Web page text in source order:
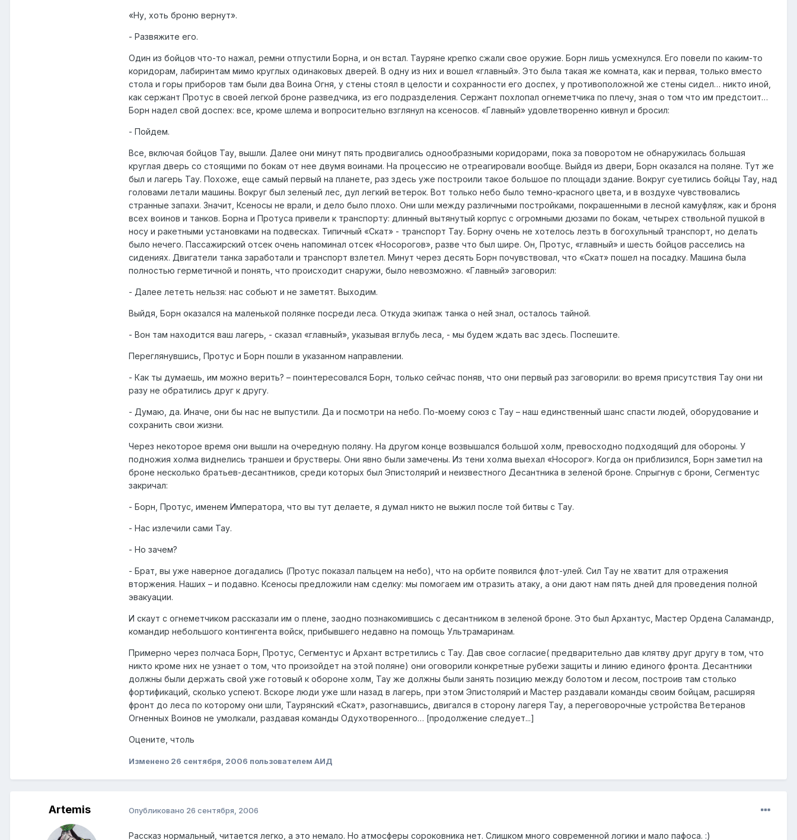
«Ну, хоть броню вернут».
- Развяжите его.
Один из бойцов что-то нажал, ремни отпустили Борна, и он встал. Тауряне крепко сжали свое оружие. Борн лишь усмехнулся. Его повели по каким-то
коридорам, лабиринтам мимо круглых одинаковых дверей. В одну из них и вошел «главный». Это была такая же комната, как и первая, только вместо
стола и горы приборов там были два Воина Огня, у стены стоял в целости и сохранности его доспех, у противоположной же стены сидел… никто иной,
как сержант Протус в своей легкой броне разведчика, из его подразделения. Сержант похлопал огнеметчика по плечу, зная о том что им предстоит…
Борн надел свой доспех: все, кроме шлема и вопросительно взглянул на ксеносов. «Главный» удовлетворенно кивнул и бросил:
- Пойдем.
Все, включая бойцов Тау, вышли. Далее они минут пять продвигались однообразными коридорами, пока за поворотом не обнаружилась большая
круглая дверь со стоящими по бокам от нее двумя воинами. На процессию не отреагировали вообще. Выйдя из двери, Борн оказался на поляне. Тут же
был и лагерь Тау. Похоже, еще самый первый на планете, раз здесь уже построили такое большое по площади здание. Вокруг суетились бойцы Тау, над
головами летали машины. Вокруг был зеленый лес, дул легкий ветерок. Вот только небо было темно-красного цвета, и в воздухе чувствовались
странные запахи. Значит, Ксеносы не врали, и дело было плохо. Они шли между различными постройками, покрашенными в лесной камуфляж, как и броня
всех воинов и танков. Борна и Протуса привели к транспорту: длинный вытянутый корпус с огромными дюзами по бокам, четырех ствольной пушкой в
носу и ракетными установками на подвесках. Типичный «Скат» - транспорт Тау. Борну очень не хотелось лезть в богохульный транспорт, но делать
было нечего. Пассажирский отсек очень напоминал отсек «Носорогов», разве что был шире. Он, Протус, «главный» и шесть бойцов расселись на
сидениях. Двигатели танка заработали и транспорт взлетел. Минут через десять Борн почувствовал, что «Скат» пошел на посадку. Машина была
полностью герметичной и понять, что происходит снаружи, было невозможно. «Главный» заговорил:
- Далее лететь нельзя: нас собьют и не заметят. Выходим.
Выйдя, Борн оказался на маленькой полянке посреди леса. Откуда экипаж танка о ней знал, осталось тайной.
- Вон там находится ваш лагерь, - сказал «главный», указывая вглубь леса, - мы будем ждать вас здесь. Поспешите.
Переглянувшись, Протус и Борн пошли в указанном направлении.
- Как ты думаешь, им можно верить? – поинтересовался Борн, только сейчас поняв, что они первый раз заговорили: во время присутствия Тау они ни
разу не обратились друг к другу.
- Думаю, да. Иначе, они бы нас не выпустили. Да и посмотри на небо. По-моему союз с Тау – наш единственный шанс спасти людей, оборудование и
сохранить свои жизни.
Через некоторое время они вышли на очередную поляну. На другом конце возвышался большой холм, превосходно подходящий для обороны. У
подножия холма виднелись траншеи и брустверы. Они явно были замечены. Из тени холма выехал «Носорог». Когда он приблизился, Борн заметил на
броне несколько братьев-десантников, среди которых был Эпистолярий и неизвестного Десантника в зеленой броне. Спрыгнув с брони, Сегментус
закричал:
- Борн, Протус, именем Императора, что вы тут делаете, я думал никто не выжил после той битвы с Тау.
- Нас излечили сами Тау.
- Но зачем?
- Брат, вы уже наверное догадались (Протус показал пальцем на небо), что на орбите появился флот-улей. Сил Тау не хватит для отражения
вторжения. Наших – и подавно. Ксеносы предложили нам сделку: мы помогаем им отразить атаку, а они дают нам пять дней для проведения полной
эвакуации.
И скаут с огнеметчиком рассказали им о плене, заодно познакомившись с десантником в зеленой броне. Это был Архантус, Мастер Ордена Саламандр,
командир небольшого контингента войск, прибывшего недавно на помощь Ультрамаринам.
Примерно через полчаса Борн, Протус, Сегментус и Архант встретились с Тау. Дав свое согласие( предварительно дав клятву друг другу в том, что
никто кроме них не узнает о том, что произойдет на этой поляне) они оговорили конкретные рубежи защиты и линию единого фронта. Десантники
должны были держать свой уже готовый к обороне холм, Тау же должны были занять позицию между болотом и лесом, построив там столько
фортификаций, сколько успеют. Вскоре люди уже шли назад в лагерь, при этом Эпистолярий и Мастер раздавали команды своим бойцам, расширяя
фронт до леса по которому они шли, Таурянский «Скат», разогнавшись, двигался в сторону лагеря Тау, а переговорочные устройства Ветеранов
Огненных Воинов не умолкали, раздавая команды Одухотворенного… [продолжение следует...]
Оцените, чтоль
Изменено 26 сентября, 2006 пользователем АИД
Artemis Опубликовано 26 сентября, 2006
Рассказ нормальный, читается легко, а это немало. Но атмосферы сороковника нет. Слишком много современной логики и мало пафоса. :)